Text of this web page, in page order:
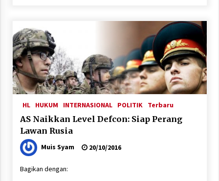
HL HUKUM INTERNASIONAL POLITIK Terbaru
AS Naikkan Level Defcon: Siap Perang
Lawan Rusia
Muis Syam 20/10/2016
Bagikan dengan: